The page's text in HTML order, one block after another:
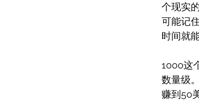
个现实
可能记
时间就
1000这
数量级
赚到50